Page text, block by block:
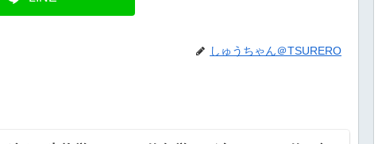
しゅうちゃん＠TSURERO